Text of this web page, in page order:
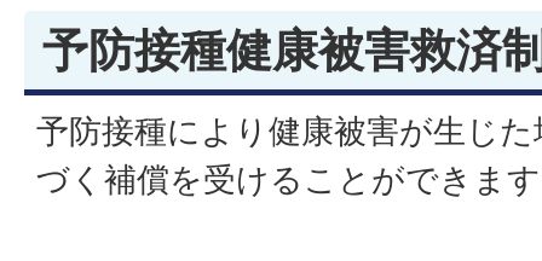
予防接種健康被害救済
予防接種により健康被害が生じ
づく補償を受けることができま